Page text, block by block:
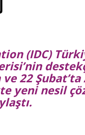
(IDC)
22 Şubat’ta
yeni nesil